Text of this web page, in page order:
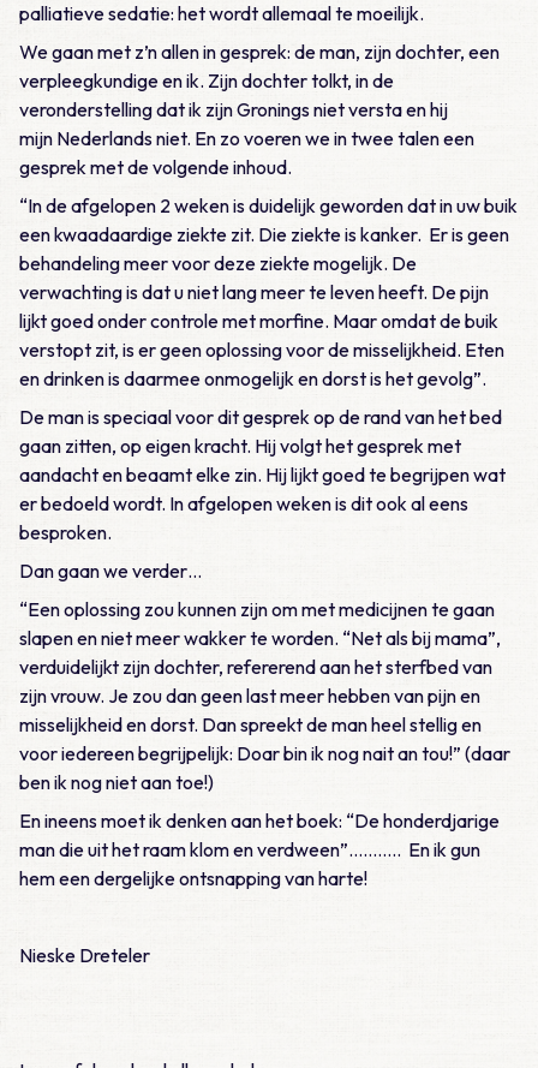
palliatieve sedatie: het wordt allemaal te moeilijk.
We gaan met z’n allen in gesprek: de man, zijn dochter, een
verpleegkundige en ik. Zijn dochter tolkt, in de
veronderstelling dat ik zijn Gronings niet versta en hij
mijn Nederlands niet. En zo voeren we in twee talen een
gesprek met de volgende inhoud.
“In de afgelopen 2 weken is duidelijk geworden dat in uw buik
een kwaadaardige ziekte zit. Die ziekte is kanker. Er is geen
behandeling meer voor deze ziekte mogelijk. De
verwachting is dat u niet lang meer te leven heeft. De pijn
lijkt goed onder controle met morfine. Maar omdat de buik
verstopt zit, is er geen oplossing voor de misselijkheid. Eten
en drinken is daarmee onmogelijk en dorst is het gevolg”.
De man is speciaal voor dit gesprek op de rand van het bed
gaan zitten, op eigen kracht. Hij volgt het gesprek met
aandacht en beaamt elke zin. Hij lijkt goed te begrijpen wat
er bedoeld wordt. In afgelopen weken is dit ook al eens
besproken.
Dan gaan we verder…
“Een oplossing zou kunnen zijn om met medicijnen te gaan
slapen en niet meer wakker te worden. “Net als bij mama”,
verduidelijkt zijn dochter, refererend aan het sterfbed van
zijn vrouw. Je zou dan geen last meer hebben van pijn en
misselijkheid en dorst. Dan spreekt de man heel stellig en
voor iedereen begrijpelijk: Doar bin ik nog nait an tou!” (daar
ben ik nog niet aan toe!)
En ineens moet ik denken aan het boek: “De honderdjarige
man die uit het raam klom en verdween”……….. En ik gun
hem een dergelijke ontsnapping van harte!
Nieske Dreteler